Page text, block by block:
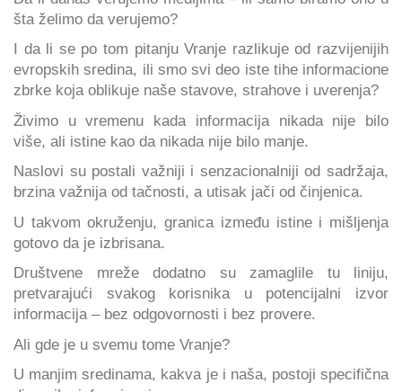
šta želimo da verujemo?
I da li se po tom pitanju Vranje razlikuje od razvijenijih
evropskih sredina, ili smo svi deo iste tihe informacione
zbrke koja oblikuje naše stavove, strahove i uverenja?
Živimo u vremenu kada informacija nikada nije bilo
više, ali istine kao da nikada nije bilo manje.
Naslovi su postali važniji i senzacionalniji od sadržaja,
brzina važnija od tačnosti, a utisak jači od činjenica.
U takvom okruženju, granica između istine i mišljenja
gotovo da je izbrisana.
Društvene mreže dodatno su zamaglile tu liniju,
pretvarajući svakog korisnika u potencijalni izvor
informacija – bez odgovornosti i bez provere.
Ali gde je u svemu tome Vranje?
U manjim sredinama, kakva je i naša, postoji specifična